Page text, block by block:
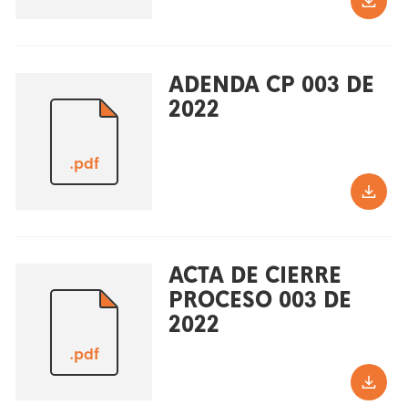
.pdf
ADENDA CP 003 DE
2022
.pdf
ACTA DE CIERRE
PROCESO 003 DE
2022